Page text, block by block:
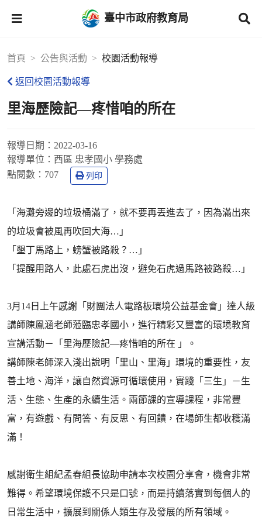
臺中市政府教育局
首頁 公告與活動 校園活動報導
返回校園活動報導
里海歷險記—疼惜咱的所在
報導日期： 2022-03-16
報導單位： 西區 忠孝國小 學務處
點閱數： 707 列印
「海灘旁邊的垃圾桶滿了，就不要再丟進去了，因為滿出來
的垃圾會被風再吹回大海…」
「墾丁馬路上，螃蟹被路殺？…」
「提醒用路人，此處石虎出沒，避免石虎過馬路被路殺…」
3月14日上午感謝「財團法人電路板環境公益基金會」達人級
講師陳鳳涵老師蒞臨忠孝國小，進行精彩又豐富的環境教育
宣講活動－「里海歷險記—疼惜咱的所在 」。
講師陳老師深入淺出說明「里山、里海」環境的重要性，友
善土地、海洋，讓自然資源可循環使用，實踐「三生」－生
活、生態、生產的永續生活。兩節課的宣導課程，非常豐
富，有遊戲、有問答、有反思、有回饋，在場師生都收穫滿
滿！
感謝衛生組紀孟春組長協助申請本次校園分享會，機會非常
難得。希望環境保護不只是口號，而是持續落實到每個人的
日常生活中，擴展到關係人類生存及發展的所有領域。